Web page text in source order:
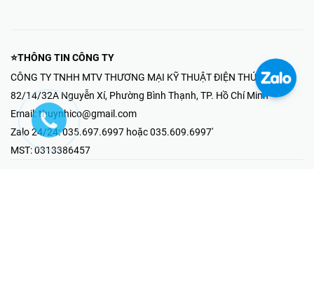
⭐THÔNG TIN CÔNG TY
CÔNG TY TNHH MTV THƯƠNG MẠI KỸ THUẬT ĐIỆN THÚY NHI
82/14/32A Nguyễn Xí, Phường Bình Thạnh, TP. Hồ Chí Minh
Email: thuynhico@gmail.com
Zalo 24/24:035.697.6997 hoặc 035.609.6997'
MST:0313386457